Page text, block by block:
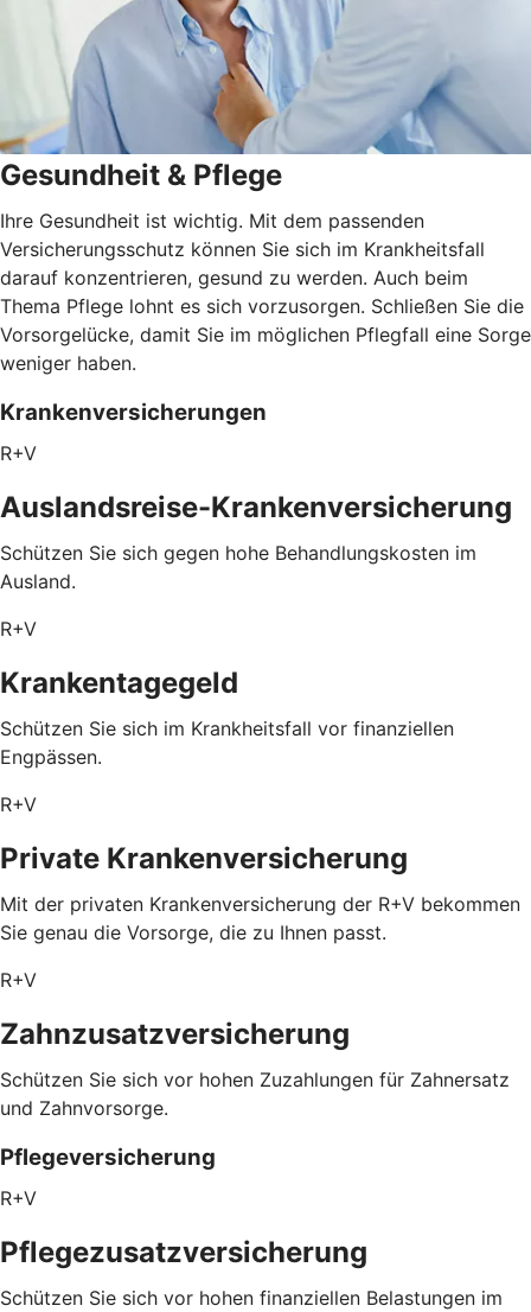
Gesundheit & Pflege
Ihre Gesundheit ist wichtig. Mit dem passenden
Versicherungsschutz können Sie sich im Krankheitsfall
darauf konzentrieren, gesund zu werden. Auch beim
Thema Pflege lohnt es sich vorzusorgen. Schließen Sie die
Vorsorgelücke, damit Sie im möglichen Pflegfall eine Sorge
weniger haben.
Krankenversicherungen
R+V
Auslandsreise-Krankenversicherung
Schützen Sie sich gegen hohe Behandlungskosten im
Ausland.
R+V
Krankentagegeld
Schützen Sie sich im Krankheitsfall vor finanziellen
Engpässen.
R+V
Private Krankenversicherung
Mit der privaten Krankenversicherung der R+V bekommen
Sie genau die Vorsorge, die zu Ihnen passt.
R+V
Zahnzusatzversicherung
Schützen Sie sich vor hohen Zuzahlungen für Zahnersatz
und Zahnvorsorge.
Pflegeversicherung
R+V
Pflegezusatz­versicherung
Schützen Sie sich vor hohen finanziellen Belastungen im